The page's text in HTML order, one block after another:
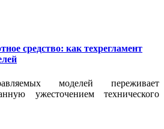
средство: как техрегламент
моделей переживает
ужесточением технического